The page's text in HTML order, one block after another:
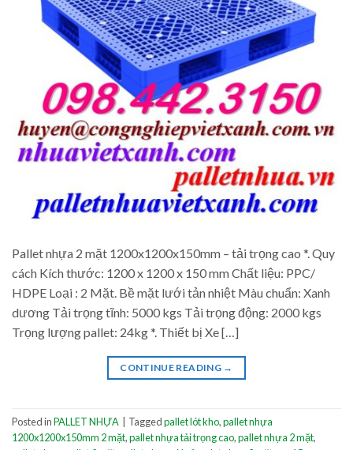
Pallet nhựa 2 mặt 1200x1200x150mm – tải trọng cao *. Quy
cách Kích thước: 1200 x 1200 x 150 mm Chất liệu: PPC/
HDPE Loại : 2 Mặt. Bề mặt lưới tản nhiệt Màu chuẩn: Xanh
dương Tải trọng tĩnh: 5000 kgs Tải trọng động: 2000 kgs
Trọng lượng pallet: 24kg *. Thiết bị Xe […]
CONTINUE READING →
Posted inPALLET NHỰA Taggedpallet lót kho,pallet nhựa
1200x1200x150mm 2 mặt,pallet nhựa tải trọng cao,pallet nhựa 2 mặt,